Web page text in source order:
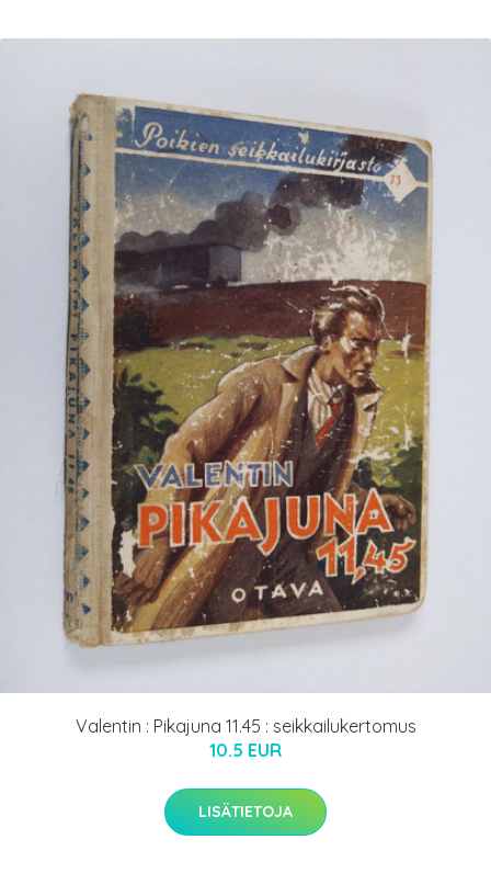
Valentin : Pikajuna 11.45 : seikkailukertomus
10.5 EUR
LISÄTIETOJA